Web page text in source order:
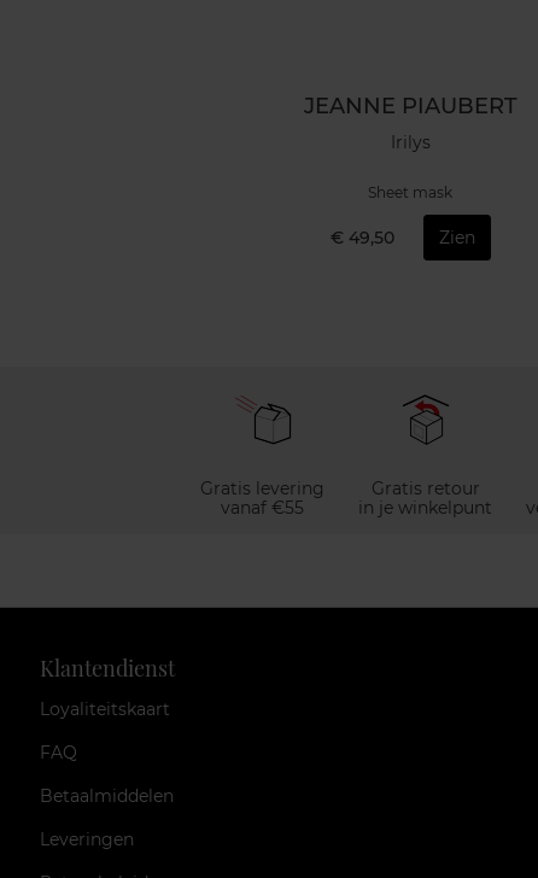
JEANNE PIAUBERT
Irilys
Sheet mask
€ 49,50 Zien
Gratis levering
vanaf €55
Gratis retour
in je winkelpunt
Klantendienst
Loyaliteitskaart
FAQ
Betaalmiddelen
Leveringen